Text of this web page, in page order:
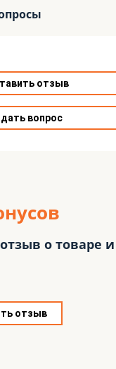
отзыв
вопрос
о товаре
отзыв